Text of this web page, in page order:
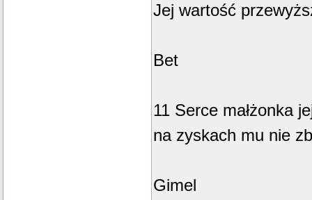
Jej wartość
Bet
11 Serce małżonka
na zyskach mu nie
Gimel